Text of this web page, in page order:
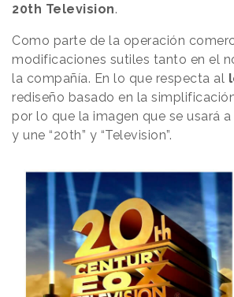
20th Television.
Como parte de la operación
modificaciones sutiles tanto en el
la compañía. En lo que respecta al
rediseño basado en la
por lo que la imagen que se usará
y une “20th” y “Television”.